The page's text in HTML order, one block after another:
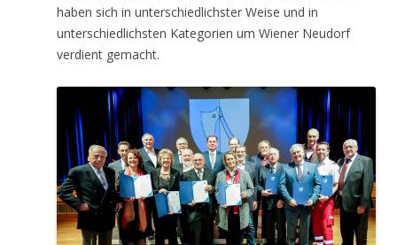
haben sich in unterschiedlichster Weise und in
unterschiedlichsten Kategorien um Wiener Neudorf
verdient gemacht.